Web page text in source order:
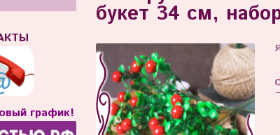
букет 34 см,
график!